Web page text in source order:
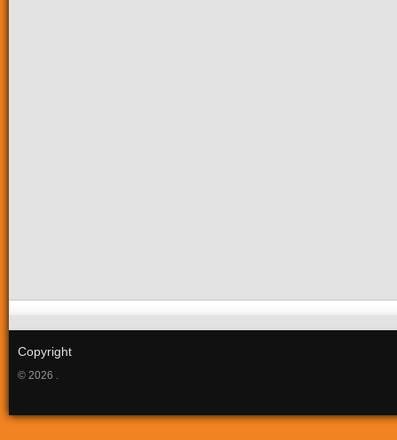
Copyright
© 2026 .